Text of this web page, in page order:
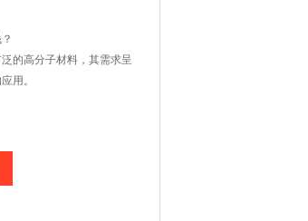
的高分子材料，其需求呈
用。